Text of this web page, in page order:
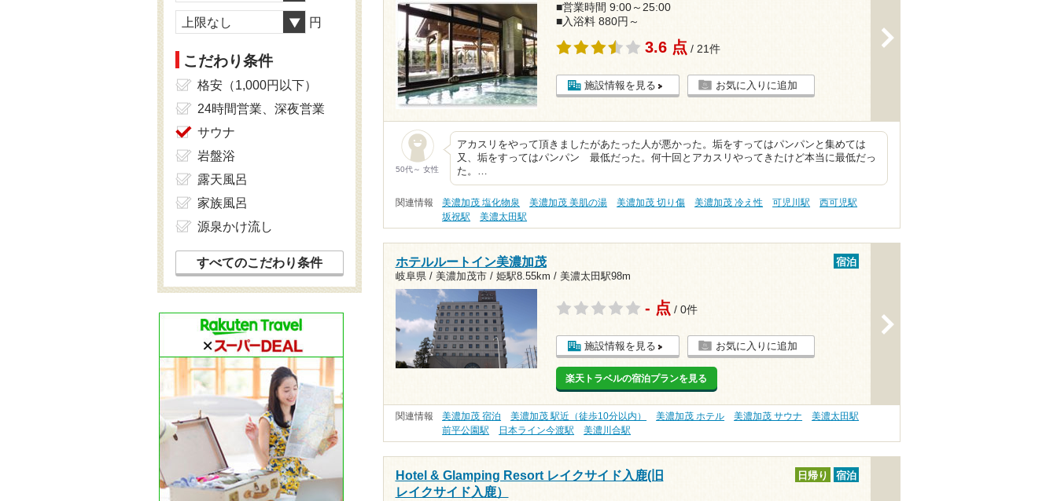
■営業時間 9:00～25:00
■入浴料 880円～
3.6 点 / 21件
施設情報を見る お気に入りに追加
50代～ 女性
アカスリをやって頂きましたがあたった人が悪かった。垢をすってはパンパンと集めては
又、垢をすってはパンパン 最低だった。何十回とアカスリやってきたけど本当に最低だっ
た。…
関連情報 美濃加茂 塩化物泉 美濃加茂 美肌の湯 美濃加茂 切り傷 美濃加茂 冷え性 可児川駅
西可児駅
坂祝駅
美濃太田駅
ホテルルートイン美濃加茂
岐阜県 / 美濃加茂市 / 姫駅8.55km / 美濃太田駅98m
宿泊
- 点 / 0件
施設情報を見る お気に入りに追加
楽天トラベルの宿泊プランを見る
関連情報 美濃加茂 宿泊 美濃加茂 駅近（徒歩10分以内） 美濃加茂 ホテル 美濃加茂 サウナ
美濃太田駅
前平公園駅
日本ライン今渡駅 美濃川合駅
Hotel & Glamping Resort レイクサイド入鹿(旧
レイクサイド入鹿）
日帰り 宿泊
上限なし 円
こだわり条件
格安（1,000円以下）
24時間営業、深夜営業
サウナ
岩盤浴
露天風呂
家族風呂
源泉かけ流し
すべてのこだわり条件